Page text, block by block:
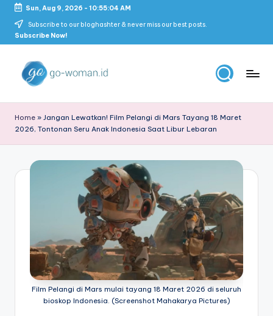
Skip
Sun, Aug 9, 2026 - 10:55:05 AM
Subscribe to our bloghashter & never miss our best posts.
Subscribe Now!
o
-
W
M
di
Home » Jangan Lewatkan! Film Pelangi di Mars Tayang 18 Maret
2026, Tontonan Seru Anak Indonesia Saat Libur Lebaran
Film Pelangi di Mars mulai tayang 18 Maret 2026 di seluruh
bioskop Indonesia. (Screenshot Mahakarya Pictures)